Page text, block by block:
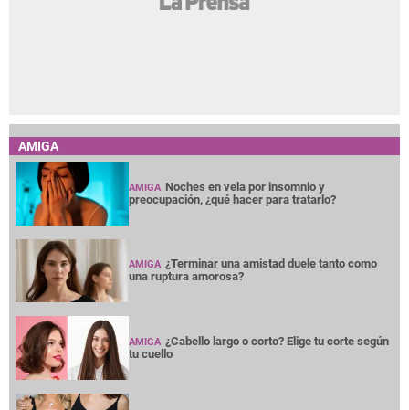
AMIGA
AMIGA Noches en vela por insomnio y
preocupación, ¿qué hacer para tratarlo?
AMIGA ¿Terminar una amistad duele tanto como
una ruptura amorosa?
AMIGA ¿Cabello largo o corto? Elige tu corte según
tu cuello